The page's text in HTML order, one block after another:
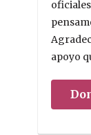
apoyo